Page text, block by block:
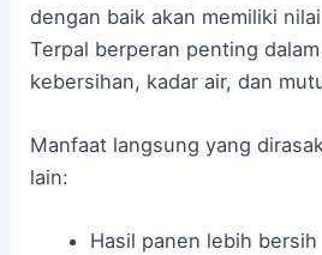
dengan baik akan memiliki
Terpal berperan penting
kebersihan, kadar air, dan
Manfaat langsung yang
lain:
Hasil panen lebih bersih